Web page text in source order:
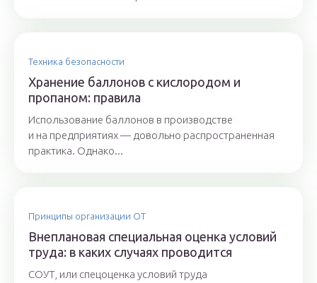
Техника безопасности
Хранение баллонов с кислородом и
пропаном: правила
Использование баллонов в производстве
и на предприятиях — довольно распространенная
практика. Однако...
Принципы организации ОТ
Внеплановая специальная оценка условий
труда: в каких случаях проводится
СОУТ, или спецоценка условий труда